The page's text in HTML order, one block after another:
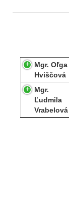
navigation
Mgr. Oľga
Hviščová
Mgr.
Ľudmila
Vrabelová